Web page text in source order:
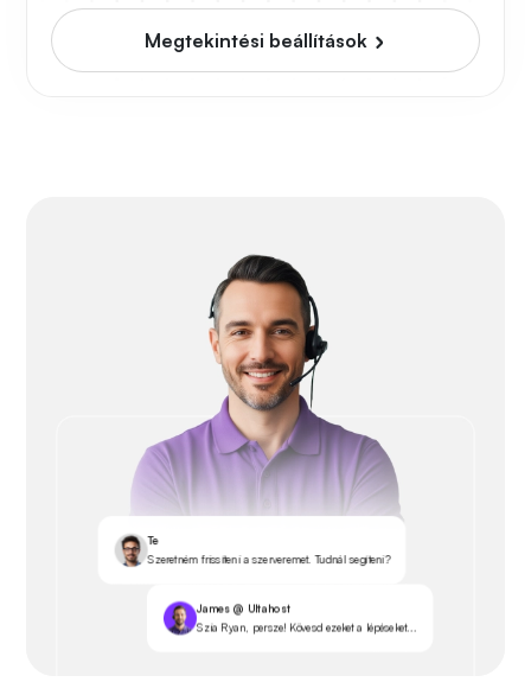
Megtekintési beállítások
Te
Szeretném frissíteni a szerveremet. Tudnál segíteni?
James @ Ultahost
Szia Ryan, persze! Kövesd ezeket a lépéseket...